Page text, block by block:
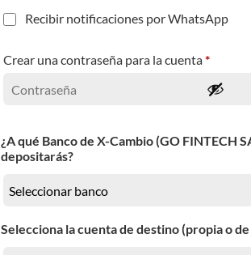
Recibir notificaciones por WhatsApp
Crear una contraseña para la cuenta*
¿A qué Banco de X-Cambio (GO FINTECH
depositarás?
Selecciona la cuenta de destino (propia o